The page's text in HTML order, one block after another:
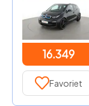
16.349
Favoriet